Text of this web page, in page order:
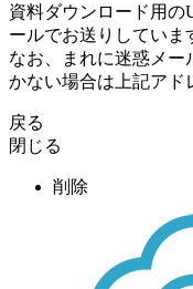
資料ダウンロード用の
ールでお送りしていま
なお、まれに迷惑メー
かない場合は上記アド
戻る
閉じる
削除